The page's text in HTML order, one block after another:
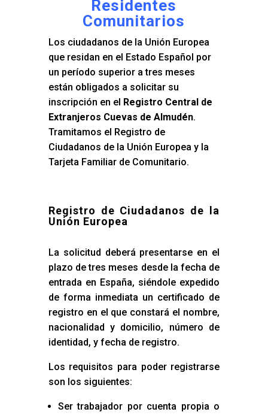
Residentes
Comunitarios
Los ciudadanos de la Unión Europea
que residan en el Estado Español por
un período superior a tres meses
están obligados a solicitar su
inscripción en el Registro Central de
Extranjeros Cuevas de Almudén.
Tramitamos el Registro de
Ciudadanos de la Unión Europea y la
Tarjeta Familiar de Comunitario.
Registro de Ciudadanos de la
Unión Europea
La solicitud deberá presentarse en el
plazo de tres meses desde la fecha de
entrada en España, siéndole expedido
de forma inmediata un certificado de
registro en el que constará el nombre,
nacionalidad y domicilio, número de
identidad, y fecha de registro.
Los requisitos para poder registrarse
son los siguientes:
Ser trabajador por cuenta propia o